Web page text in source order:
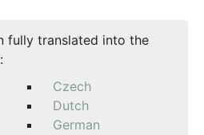
fully translated into the
Czech
Dutch
German